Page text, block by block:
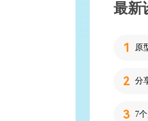
最新
分
7